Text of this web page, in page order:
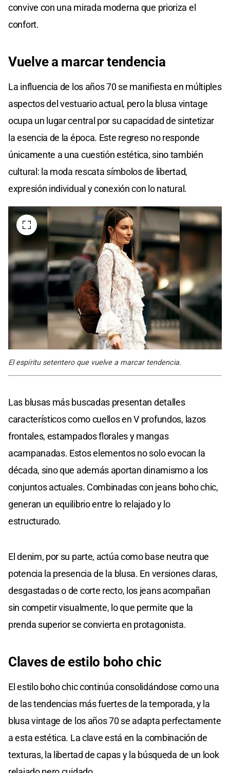
convive con una mirada moderna que prioriza el
confort.
Vuelve a marcar tendencia
La influencia de los años 70 se manifiesta en múltiples
aspectos del vestuario actual, pero la blusa vintage
ocupa un lugar central por su capacidad de sintetizar
la esencia de la época. Este regreso no responde
únicamente a una cuestión estética, sino también
cultural: la moda rescata símbolos de libertad,
expresión individual y conexión con lo natural.
El espíritu setentero que vuelve a marcar tendencia.
Las blusas más buscadas presentan detalles
característicos como cuellos en V profundos, lazos
frontales, estampados florales y mangas
acampanadas. Estos elementos no solo evocan la
década, sino que además aportan dinamismo a los
conjuntos actuales. Combinadas con jeans boho chic,
generan un equilibrio entre lo relajado y lo
estructurado.
El denim, por su parte, actúa como base neutra que
potencia la presencia de la blusa. En versiones claras,
desgastadas o de corte recto, los jeans acompañan
sin competir visualmente, lo que permite que la
prenda superior se convierta en protagonista.
Claves de estilo boho chic
El estilo boho chic continúa consolidándose como una
de las tendencias más fuertes de la temporada, y la
blusa vintage de los años 70 se adapta perfectamente
a esta estética. La clave está en la combinación de
texturas, la libertad de capas y la búsqueda de un look